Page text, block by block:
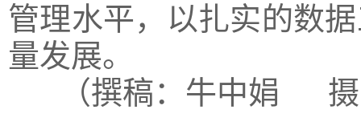
管理水平，以扎实的数
量发展。
（撰稿：牛中娟